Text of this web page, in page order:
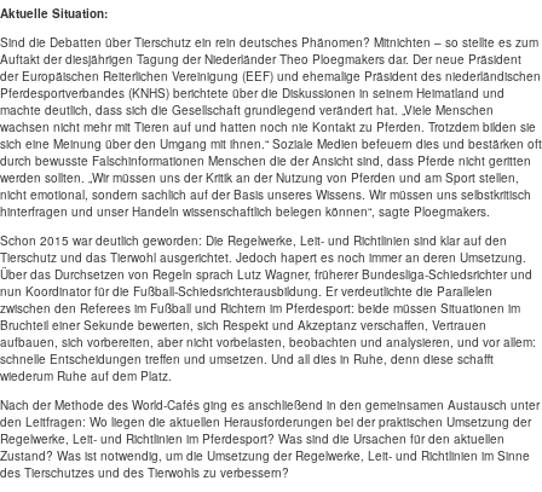
Aktuelle Situation:
Sind die Debatten über Tierschutz ein rein deutsches Phänomen? Mitnichten – so stellte es zum
Auftakt der diesjährigen Tagung der Niederländer Theo Ploegmakers dar. Der neue Präsident
der Europäischen Reiterlichen Vereinigung (EEF) und ehemalige Präsident des niederländischen
Pferdesportverbandes (KNHS) berichtete über die Diskussionen in seinem Heimatland und
machte deutlich, dass sich die Gesellschaft grundlegend verändert hat. „Viele Menschen
wachsen nicht mehr mit Tieren auf und hatten noch nie Kontakt zu Pferden. Trotzdem bilden sie
sich eine Meinung über den Umgang mit ihnen.“ Soziale Medien befeuern dies und bestärken oft
durch bewusste Falschinformationen Menschen die der Ansicht sind, dass Pferde nicht geritten
werden sollten. „Wir müssen uns der Kritik an der Nutzung von Pferden und am Sport stellen,
nicht emotional, sondern sachlich auf der Basis unseres Wissens. Wir müssen uns selbstkritisch
hinterfragen und unser Handeln wissenschaftlich belegen können“, sagte Ploegmakers.
Schon 2015 war deutlich geworden: Die Regelwerke, Leit- und Richtlinien sind klar auf den
Tierschutz und das Tierwohl ausgerichtet. Jedoch hapert es noch immer an deren Umsetzung.
Über das Durchsetzen von Regeln sprach Lutz Wagner, früherer Bundesliga-Schiedsrichter und
nun Koordinator für die Fußball-Schiedsrichterausbildung. Er verdeutlichte die Parallelen
zwischen den Referees im Fußball und Richtern im Pferdesport: beide müssen Situationen im
Bruchteil einer Sekunde bewerten, sich Respekt und Akzeptanz verschaffen, Vertrauen
aufbauen, sich vorbereiten, aber nicht vorbelasten, beobachten und analysieren, und vor allem:
schnelle Entscheidungen treffen und umsetzen. Und all dies in Ruhe, denn diese schafft
wiederum Ruhe auf dem Platz.
Nach der Methode des World-Cafés ging es anschließend in den gemeinsamen Austausch unter
den Leitfragen: Wo liegen die aktuellen Herausforderungen bei der praktischen Umsetzung der
Regelwerke, Leit- und Richtlinien im Pferdesport? Was sind die Ursachen für den aktuellen
Zustand? Was ist notwendig, um die Umsetzung der Regelwerke, Leit- und Richtlinien im Sinne
des Tierschutzes und des Tierwohls zu verbessern?